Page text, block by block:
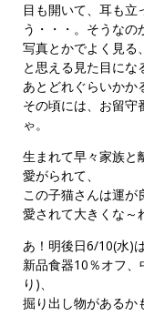
目も開いて、耳も立
う・・・。そうなの
写真とかでよく見る
と思える見た目にな
あとどれぐらいかか
その頃には、お留守
ゃ。
生まれて早々家族と
愛がられて、
この子猫さんは運が
愛されて大きくな～
あ！明後日6/10(水)
新品食器10％オフ
り)、
掘り出し物があるか